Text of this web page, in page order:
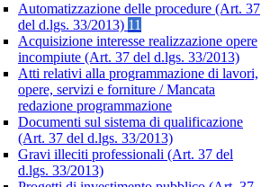
Automatizzazione delle procedure (Art. 37
del d.lgs. 33/2013) 11
Acquisizione interesse realizzazione opere
incompiute (Art. 37 del d.lgs. 33/2013)
Atti relativi alla programmazione di lavori,
opere, servizi e forniture / Mancata
redazione programmazione
Documenti sul sistema di qualificazione
(Art. 37 del d.lgs. 33/2013)
Gravi illeciti professionali (Art. 37 del
d.lgs. 33/2013)